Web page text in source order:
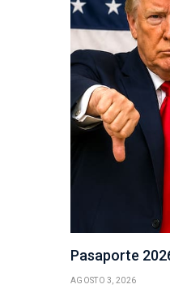
Pasaporte
AGOSTO 3, 2026